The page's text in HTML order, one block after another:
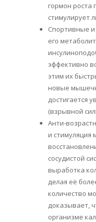
гормон роста
стимулирует
Спортивные и
его
эффективно
этим их
новые
достигается
(взрывной
Анти-
и стимуляция
сосудистой
выработка
делая её
количество
доказывает,
организме